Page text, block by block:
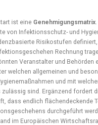
ist eine Genehmigungsmatrix
von Infektionsschutz- und
Risikostufen
Rechnung
Veranstalter und Behörden
welchen allgemeinen und
und mit
sind. Ergänzend fordert
dass endlich flächendeckende
durchgeführt
im Europäischen